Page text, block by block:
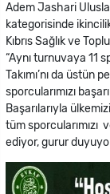
Adem Jashari
kategorisinde
Kıbrıs Sağlık ve
“Aynı turnuvaya 11
Takımı’nı da üstün
sporcularımızı
Başarılarıyla
tüm sporcularımızı
ediyor, gurur